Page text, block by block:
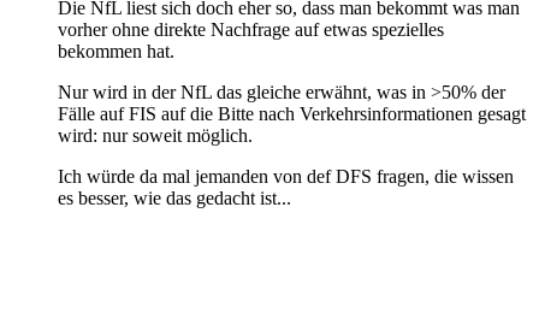
Die NfL liest sich doch eher so, dass man bekommt was man
vorher ohne direkte Nachfrage auf etwas spezielles
bekommen hat.
Nur wird in der NfL das gleiche erwähnt, was in >50% der
Fälle auf FIS auf die Bitte nach Verkehrsinformationen gesagt
wird: nur soweit möglich.
Ich würde da mal jemanden von def DFS fragen, die wissen
es besser, wie das gedacht ist...